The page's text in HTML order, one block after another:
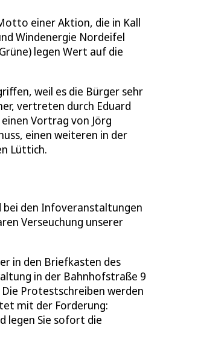
einer Aktion, die in Kall
Windenergie Nordeifel
legen Wert auf die
weil es die Bürger sehr
vertreten durch Eduard
Vortrag von Jörg
einen weiteren in der
Lüttich.
bei den Infoveranstaltungen
Verseuchung unserer
in den Briefkasten des
in der Bahnhofstraße 9
Protestschreiben werden
mit der Forderung:
legen Sie sofort die